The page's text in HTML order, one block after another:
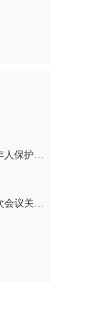
湖南省实施《中华人民共和国未成年人保护法》若干规定
湖南省第十四届人民代表大会第二次会议关于湖南省人民代表大会常务委员会工作报告的决议